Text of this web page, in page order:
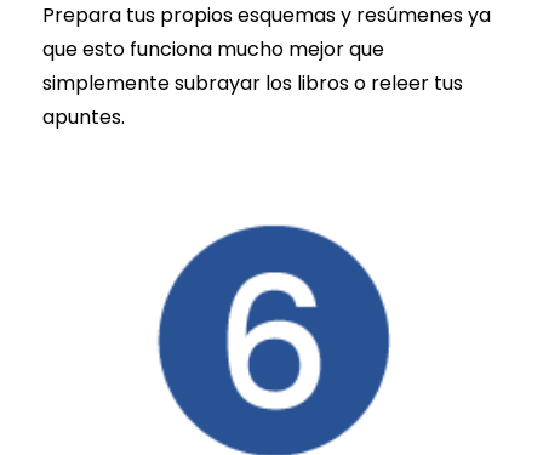
Prepara tus propios esquemas y resúmenes ya
que esto funciona mucho mejor que
simplemente subrayar los libros o releer tus
apuntes.